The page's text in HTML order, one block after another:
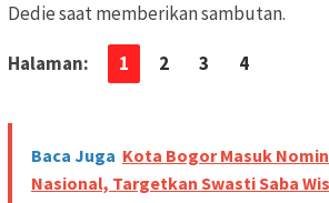
Dedie saat memberikan sambutan.
Halaman: 1 2 3 4
Baca Juga Kota Bogor Masuk
Nasional, Targetkan Swasti Saba